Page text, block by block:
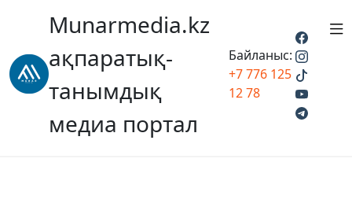
Munarmedia.kz
ақпаратық-
танымдық
медиа портал
Байланыс:
+7 776 125
12 78